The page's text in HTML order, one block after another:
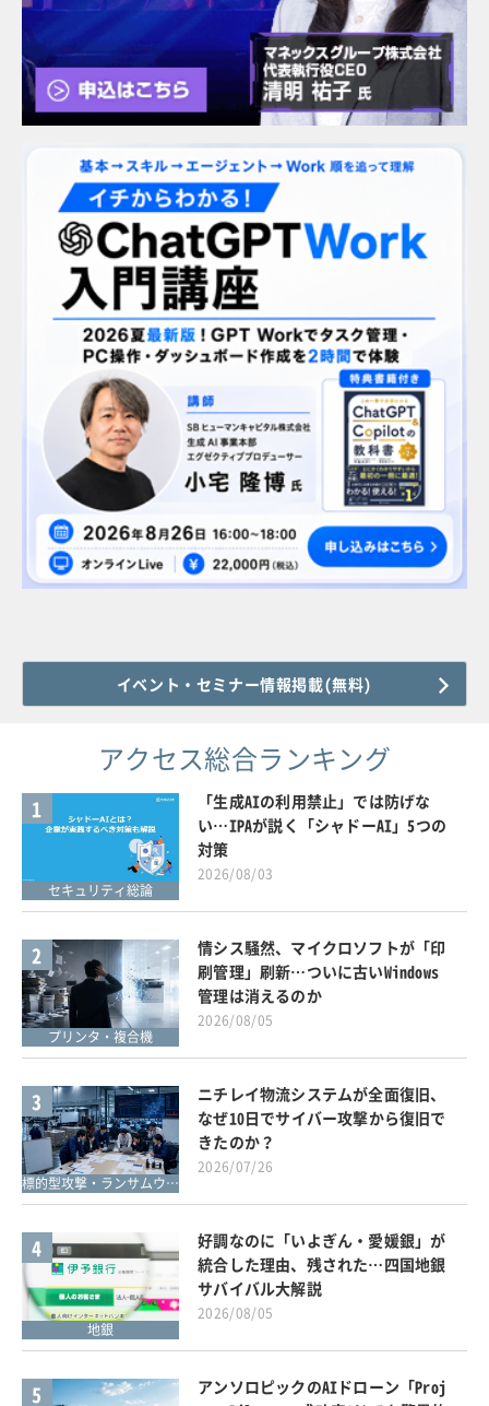
イベント・セミナー情報掲載(無料)
アクセス総合ランキング
1
セキュリティ総論
「生成AIの利用禁止」では防げな
い…IPAが説く「シャドーAI」5つの
対策
2026/08/03
2
プリンタ・複合機
情シス騒然、マイクロソフトが「印
刷管理」刷新…ついに古いWindows
管理は消えるのか
2026/08/05
3
標的型攻撃・ランサムウェア対策
ニチレイ物流システムが全面復旧、
なぜ10日でサイバー攻撃から復旧で
きたのか？
2026/07/26
4
地銀
好調なのに「いよぎん・愛媛銀」が
統合した理由、残された…四国地銀
サバイバル大解説
2026/08/05
5
アンソロピックのAIドローン「Proj